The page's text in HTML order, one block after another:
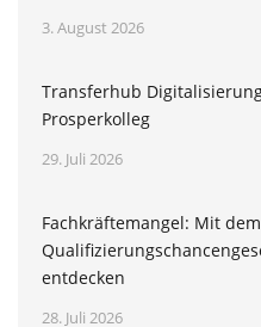
3. August 2026
Transferhub
Prosperkolleg
29. Juli 2026
Fachkräftemangel: Mit dem
entdecken
28. Juli 2026